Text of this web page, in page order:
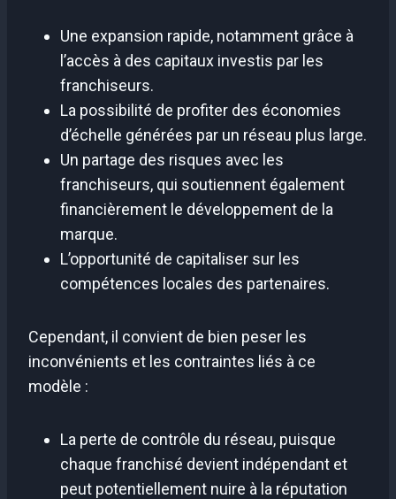
Une expansion rapide, notamment grâce à
l’accès à des capitaux investis par les
franchiseurs.
La possibilité de profiter des économies
d’échelle générées par un réseau plus large.
Un partage des risques avec les
franchiseurs, qui soutiennent également
financièrement le développement de la
marque.
L’opportunité de capitaliser sur les
compétences locales des partenaires.
Cependant, il convient de bien peser les
inconvénients et les contraintes liés à ce
modèle :
La perte de contrôle du réseau, puisque
chaque franchisé devient indépendant et
peut potentiellement nuire à la réputation